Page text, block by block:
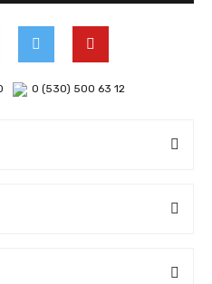
0 (530) 500 63 12